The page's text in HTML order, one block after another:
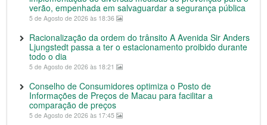
verão, empenhada em salvaguardar a segurança pública
5 de Agosto de 2026 às 18:36
Racionalização da ordem do trânsito A Avenida Sir Anders
Ljungstedt passa a ter o estacionamento proibido durante
todo o dia
5 de Agosto de 2026 às 18:21
Conselho de Consumidores optimiza o Posto de
Informações de Preços de Macau para facilitar a
comparação de preços
5 de Agosto de 2026 às 17:45